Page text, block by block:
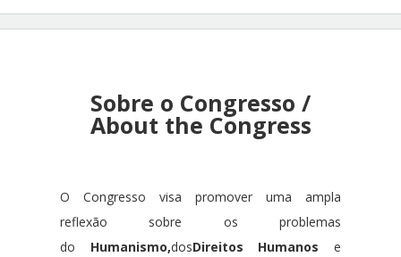
Sobre o Congresso /
About the Congress
O Congresso visa promover uma ampla
reflexão sobre os problemas
do Humanismo,dosDireitos Humanos e